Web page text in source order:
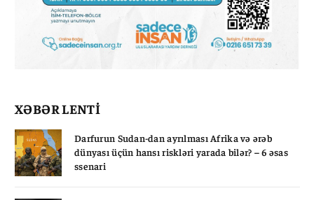
XƏBƏR LENTİ
Darfurun Sudan-dan ayrılması Afrika və ərəb
dünyası üçün hansı riskləri yarada bilər? – 6 əsas
ssenari